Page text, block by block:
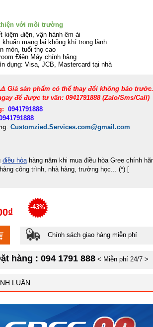
với môi trường
kiệm điện, vận hành êm ái
mang lại không khí trong lành
mòn, tuổi thọ cao
Điện Máy chính hãng
dụng: Visa, JCB, Mastercard tại nhà
Giá sản phẩm có thể thay đổi không báo
để được tư vấn: 0941791888 (Zalo/Sms/Call)
0941791888
: Customzied.Services.com@gmail.com
điều hòahàng năm khi mua điều hòa Gree chính
công trình, nhà hàng, trường học... (*) [
-43%
Chính sách giao hàng miễn phí
hàng : 094 1791 888< Miễn phí 24/7 >
LUẬN